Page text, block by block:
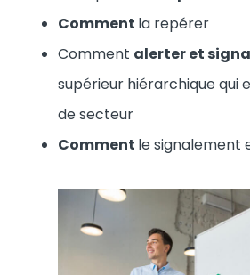
Comment la repérer
Comment alerter et
supérieur hiérarchique qui
de secteur
Comment le signalement